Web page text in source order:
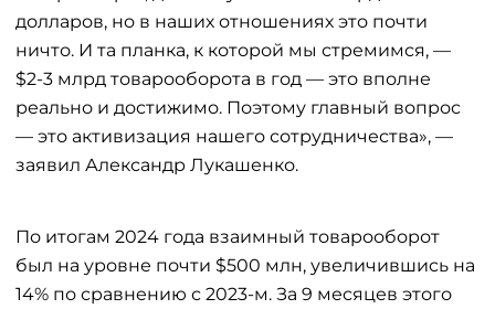
долларов, но в наших отношениях это почти
ничто. И та планка, к которой мы стремимся, —
$2-3 млрд товарооборота в год — это вполне
реально и достижимо. Поэтому главный вопрос
— это активизация нашего сотрудничества», —
заявил Александр Лукашенко.
По итогам 2024 года взаимный товарооборот
был на уровне почти $500 млн, увеличившись на
14% по сравнению с 2023-м. За 9 месяцев этого